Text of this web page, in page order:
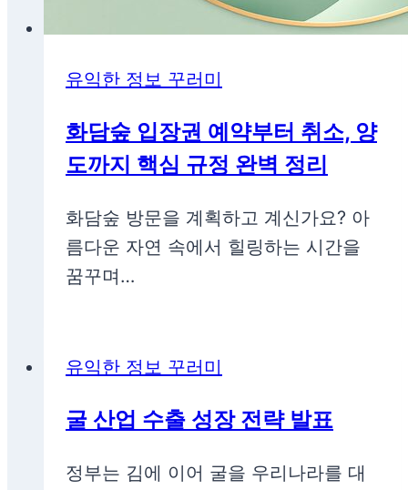
유익한 정보 꾸러미
화담숲 입장권 예약부터 취소, 양
도까지 핵심 규정 완벽 정리
화담숲 방문을 계획하고 계신가요? 아
름다운 자연 속에서 힐링하는 시간을
꿈꾸며…
유익한 정보 꾸러미
굴 산업 수출 성장 전략 발표
정부는 김에 이어 굴을 우리나라를 대